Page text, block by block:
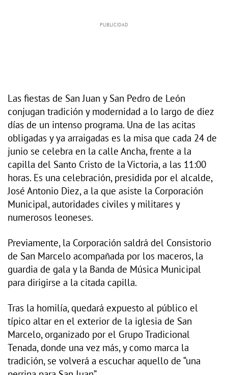
Las fiestas de San Juan y San Pedro de León
conjugan tradición y modernidad a lo largo de diez
días de un intenso programa. Una de las acitas
obligadas y ya arraigadas es la misa que cada 24 de
junio se celebra en la calle Ancha, frente a la
capilla del Santo Cristo de la Victoria, a las 11:00
horas. Es una celebración, presidida por el alcalde,
José Antonio Diez, a la que asiste la Corporación
Municipal, autoridades civiles y militares y
numerosos leoneses.
Previamente, la Corporación saldrá del Consistorio
de San Marcelo acompañada por los maceros, la
guardia de gala y la Banda de Música Municipal
para dirigirse a la citada capilla.
Tras la homilía, quedará expuesto al público el
típico altar en el exterior de la iglesia de San
Marcelo, organizado por el Grupo Tradicional
Tenada, donde una vez más, y como marca la
tradición, se volverá a escuchar aquello de “una